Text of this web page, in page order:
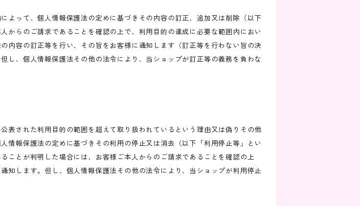
よって、個人情報保護法の定めに基づきその内容の訂正、追加又は削除（以下
からのご請求であることを確認の上で、利用目的の達成に必要な範囲内におい
内容の訂正等を行い、その旨をお客様に通知します（訂正等を行わない旨の決
し、個人情報保護法その他の法令により、当ショップが訂正等の義務を負わな
表された利用目的の範囲を超えて取り扱われているという理由又は偽りその他
情報保護法の定めに基づきその利用の停止又は消去（以下「利用停止等」とい
ことが判明した場合には、お客様ご本人からのご請求であることを確認の上
知します。但し、個人情報保護法その他の法令により、当ショップが利用停止